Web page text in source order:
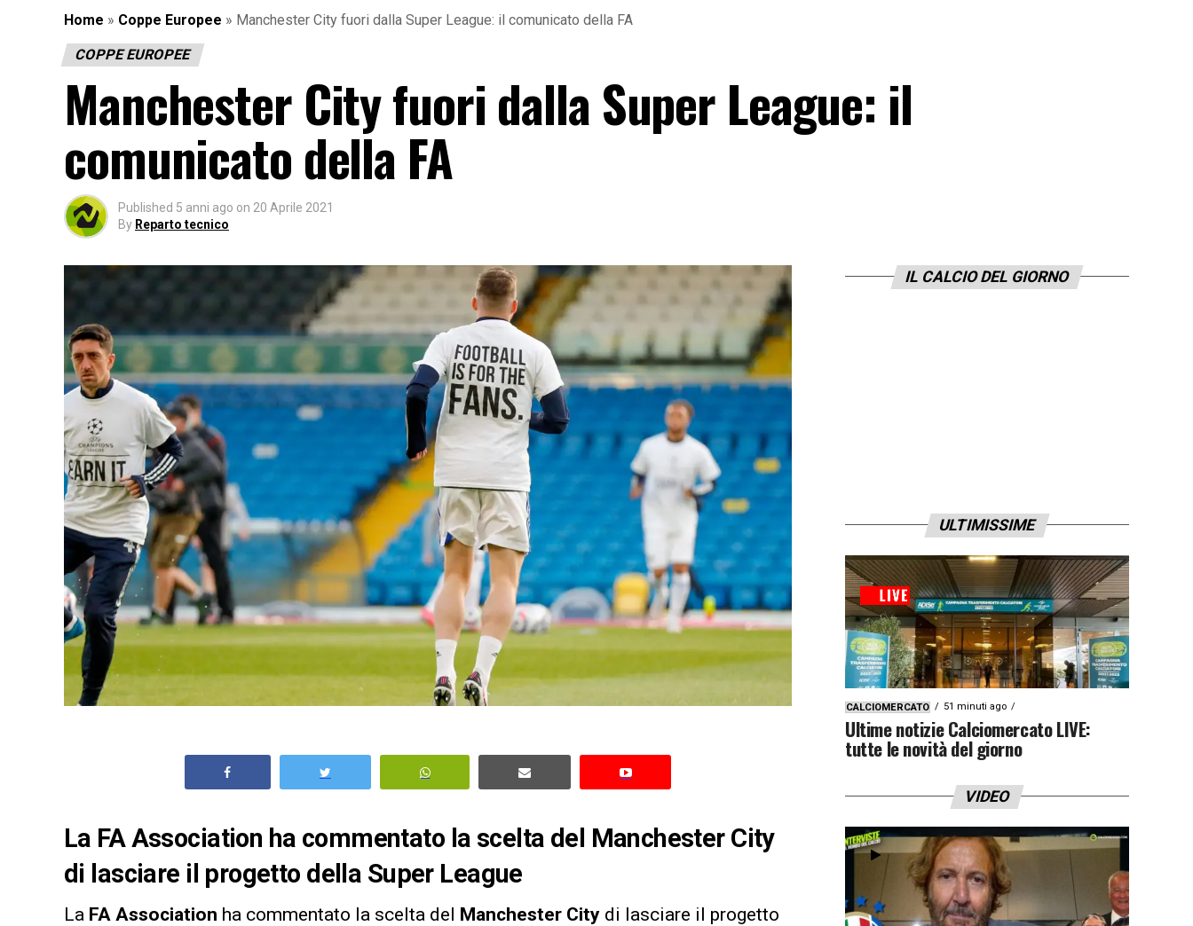
Home » Coppe Europee » Manchester City fuori dalla Super League: il comunicato della FA
COPPE EUROPEE
Manchester City fuori dalla Super League: il
comunicato della FA
Published 5 anni ago on 20 Aprile 2021
By Reparto tecnico
La FA Association ha commentato la scelta del Manchester City
di lasciare il progetto della Super League
La FA Association ha commentato la scelta del Manchester City di lasciare il progetto
IL CALCIO DEL GIORNO
ULTIMISSIME
CALCIOMERCATO 51 minuti ago
Ultime notizie Calciomercato LIVE:
tutte le novità del giorno
VIDEO